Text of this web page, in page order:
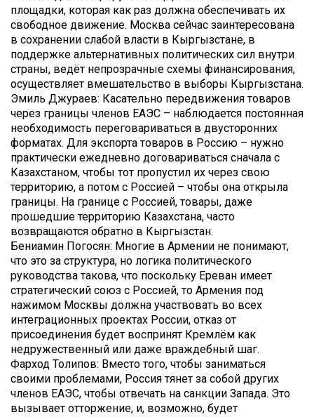
площадки, которая как раз должна обеспечивать их
свободное движение. Москва сейчас заинтересована
в сохранении слабой власти в Кыргызстане, в
поддержке альтернативных политических сил внутри
страны, ведёт непрозрачные схемы финансирования,
осуществляет вмешательство в выборы Кыргызстана.
Эмиль Джураев: Касательно передвижения товаров
через границы членов ЕАЭС – наблюдается постоянная
необходимость переговариваться в двусторонних
форматах. Для экспорта товаров в Россию – нужно
практически ежедневно договариваться сначала с
Казахстаном, чтобы тот пропустил их через свою
территорию, а потом с Россией – чтобы она открыла
границы. На границе с Россией, товары, даже
прошедшие территорию Казахстана, часто
возвращаются обратно в Кыргызстан.
Бениамин Погосян: Многие в Армении не понимают,
что это за структура, но логика политического
руководства такова, что поскольку Ереван имеет
стратегический союз с Россией, то Армения под
нажимом Москвы должна участвовать во всех
интеграционных проектах России, отказ от
присоединения будет воспринят Кремлём как
недружественный или даже враждебный шаг.
Фарход Толипов: Вместо того, чтобы заниматься
своими проблемами, Россия тянет за собой других
членов ЕАЭС, чтобы отвечать на санкции Запада. Это
вызывает отторжение, и, возможно, будет